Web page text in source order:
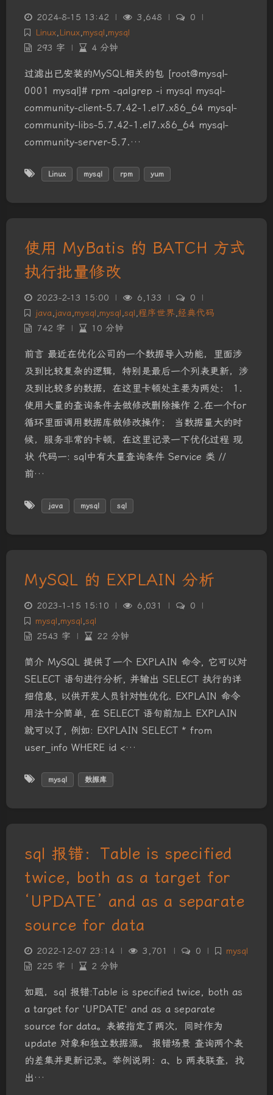
夜间模式
2024-8-15 13:42 | 3,648 | 0
|
Linux,Linux,mysql,mysql
293 字
| 4 分钟
过滤出已安装的MySQL相关的包 [root@mysql-
0001 mysql]# rpm -qa|grep -i mysql mysql-
community-client-5.7.42-1.el7.x86_64 mysql-
community-libs-5.7.42-1.el7.x86_64 mysql-
community-server-5.7.…
Linux mysql rpm yum
使用 MyBatis 的 BATCH 方式
执行批量修改
2023-2-13 15:00 | 6,133 | 0
|
java,java,mysql,mysql,sql,程序世界,经典代码
742 字
| 10 分钟
前言 最近在优化公司的一个数据导入功能，里面涉
及到比较复杂的逻辑，特别是最后一个列表更新，涉
及到比较多的数据，在这里卡顿处主要为两处： 1.
使用大量的查询条件去做修改删除操作 2.在一个for
循环里面调用数据库做修改操作； 当数据量大的时
候，服务非常的卡顿，在这里记录一下优化过程 现
状 代码一: sql中有大量查询条件 Service 类 //
前…
java mysql sql
MySQL 的 EXPLAIN 分析
2023-1-15 15:10 | 6,031 | 0
|
mysql,mysql,sql
2543 字
| 22 分钟
简介 MySQL 提供了一个 EXPLAIN 命令, 它可以对
SELECT 语句进行分析, 并输出 SELECT 执行的详
细信息, 以供开发人员针对性优化. EXPLAIN 命令
用法十分简单, 在 SELECT 语句前加上 EXPLAIN
就可以了, 例如: EXPLAIN SELECT * from
user_info WHERE id <…
mysql 数据库
sql 报错：Table is specified
twice, both as a target for
‘UPDATE’ and as a separate
source for data
2022-12-07 23:14 | 3,701 | 0 |
mysql
225 字
| 2 分钟
如题，sql 报错:Table is specified twice, both as
a target for 'UPDATE' and as a separate
source for data。表被指定了两次，同时作为
update 对象和独立数据源。 报错场景 查询两个表
的差集并更新记录。举例说明：a、b 两表联查，找
出…